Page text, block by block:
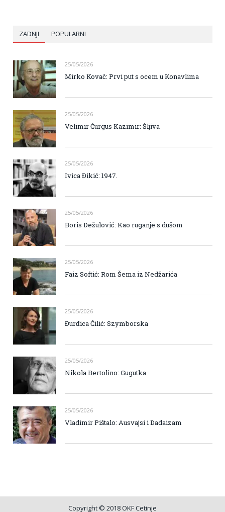
ZADNJI POPULARNI
25/05/2026
Mirko Kovač: Prvi put s ocem u Konavlima
25/05/2026
Velimir Ćurgus Kazimir: Šljiva
25/05/2026
Ivica Đikić: 1947.
25/05/2026
Boris Dežulović: Kao ruganje s dušom
25/05/2026
Faiz Softić: Rom Šema iz Nedžarića
25/05/2026
Đurđica Čilić: Szymborska
25/05/2026
Nikola Bertolino: Gugutka
25/05/2026
Vladimir Pištalo: Ausvajsi i Dadaizam
Copyright © 2018 OKF Cetinje